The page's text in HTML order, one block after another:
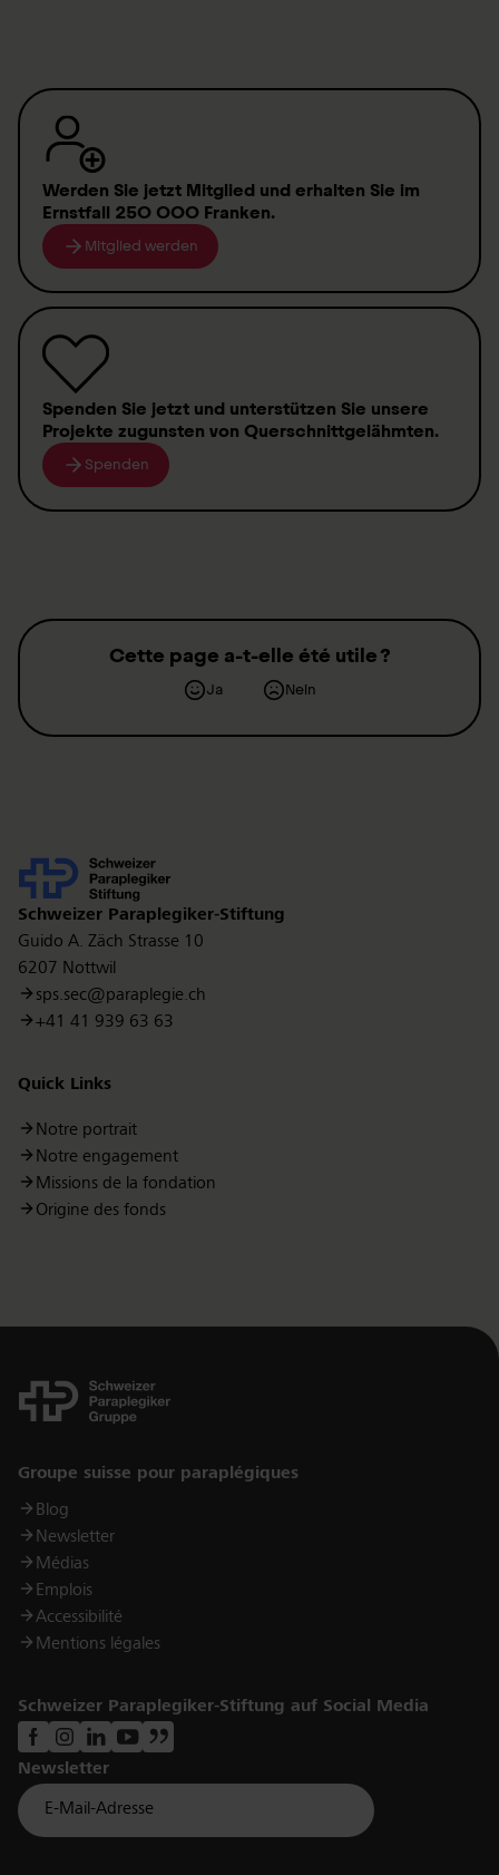
Werden Sie jetzt Mitglied und erhalten Sie im
Ernstfall 250 000 Franken.
Mitglied werden
Spenden Sie jetzt und unterstützen Sie unsere
Projekte zugunsten von Querschnittgelähmten.
Spenden
Cette page a-t-elle été utile ?
Ja Nein
Kontakt
Schweizer Paraplegiker-Stiftung
Guido A. Zäch Strasse 10
6207 Nottwil
sps.sec@paraplegie.ch
+41 41 939 63 63
Quick Links
Notre portrait
Notre engagement
Missions de la fondation
Origine des fonds
Links
Groupe suisse pour paraplégiques
Blog
Newsletter
Médias
Emplois
Accessibilité
Mentions légales
Schweizer Paraplegiker-Stiftung auf Social Media
Newsletter
Für Newsletter der Paraplegiker Stiftung anmelden